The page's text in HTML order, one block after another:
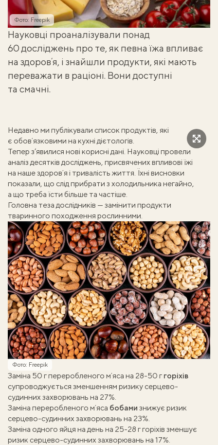
Фото: Freepik
Науковці проаналізували понад
60 досліджень про те, як певна їжа впливає
на здоровʼя, і знайшли продукти, які мають
переважати в раціоні. Вони доступні
та смачні.
Недавно ми публікували список продуктів, які
є обовʼязковими на кухні дієтологів.
Тепер з’явилися нові корисні дані. Науковці провели
аналіз десятків досліджень, присвячених впливові їжі
на наше здоровʼя і тривалість життя. Їхні висновки
показали, що слід прибрати з холодильника негайно,
а що треба їсти більше та частіше.
Головна теза дослідників — замінити продукти
тваринного походження рослинними.
Фото: Freepik
Заміна 50 г переробленого мʼяса на 28-50 г горіхів
супроводжується зменшенням ризику серцево-
судинних захворювань на 27%.
Заміна переробленого мʼяса бобами знижує ризик
серцево-судинних захворювань на 23%.
Заміна одного яйця на день на 25-28 г горіхів зменшує
ризик серцево-судинних захворювань на 17%.